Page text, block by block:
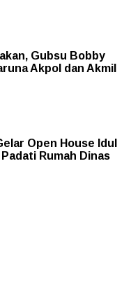
Gubsu Bobby
Akpol dan Akmil
Open House Idul
Rumah Dinas